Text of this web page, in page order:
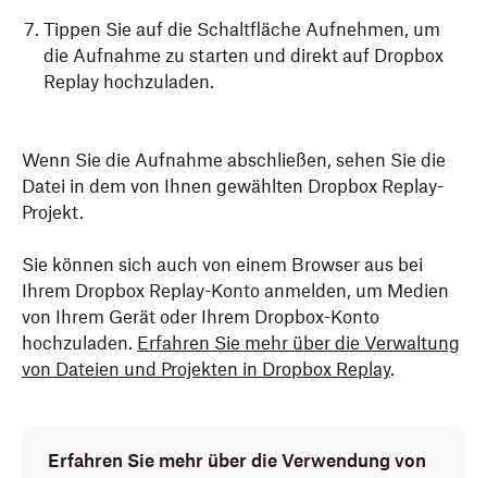
Tippen Sie auf die Schaltfläche Aufnehmen, um
die Aufnahme zu starten und direkt auf Dropbox
Replay hochzuladen.
Wenn Sie die Aufnahme abschließen, sehen Sie die
Datei in dem von Ihnen gewählten Dropbox Replay-
Projekt.
Sie können sich auch von einem Browser aus bei
Ihrem Dropbox Replay-Konto anmelden, um Medien
von Ihrem Gerät oder Ihrem Dropbox-Konto
hochzuladen. Erfahren Sie mehr über die Verwaltung
von Dateien und Projekten in Dropbox Replay.
Erfahren Sie mehr über die Verwendung von